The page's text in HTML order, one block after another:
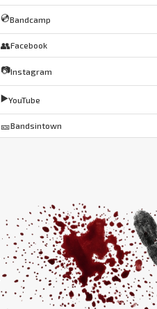
💿Bandcamp
👥Facebook
📷Instagram
▶️YouTube
🎫Bandsintown